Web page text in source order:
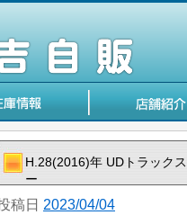
H.28(2016)年 UDトラック
ー
稿日 2023/04/04